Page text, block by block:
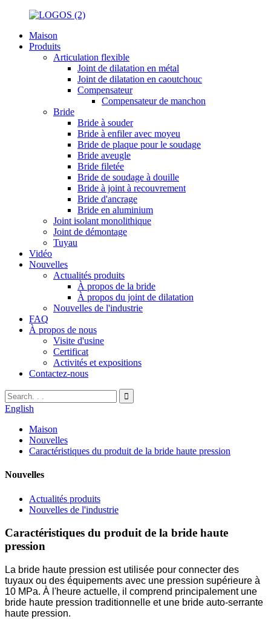
Maison
Produits
Articulation flexible
Joint de dilatation en métal
Joint de dilatation en caoutchouc
Compensateur
Compensateur de manchon
Bride
Bride à souder
Bride à enfiler avec moyeu
Bride de plaque pour le soudage
Bride aveugle
Bride filetée
Bride de soudage à douille
Bride à joint à recouvrement
Bride d'ancrage
Bride en aluminium
Joint isolant monolithique
Joint de démontage
Tuyau
Vidéo
Nouvelles
Actualités produits
À propos de la bride
À propos du joint de dilatation
Nouvelles de l'industrie
FAQ
À propos de nous
Visite d'usine
Certificat
Activités et expositions
Contactez-nous
English
Maison
Nouvelles
Caractéristiques du produit de la bride haute pression
Nouvelles
Actualités produits
Nouvelles de l'industrie
Caractéristiques du produit de la bride haute
pression
La bride haute pression est utilisée pour connecter des
tuyaux ou des équipements avec une pression supérieure à
10 MPa. À l'heure actuelle, il comprend principalement une
bride haute pression traditionnelle et une bride auto-serrante
haute pression.